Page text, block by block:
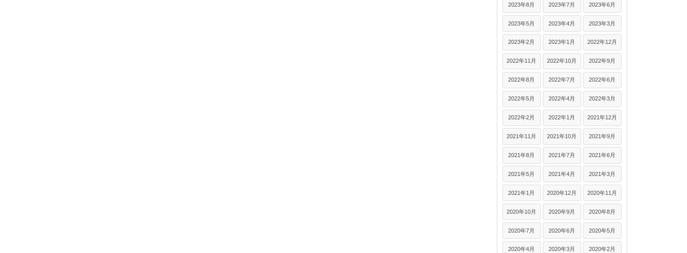
2023年8月 2023年7月 2023年6月
2023年5月 2023年4月 2023年3月
2023年2月 2023年1月 2022年12月
2022年11月 2022年10月 2022年9月
2022年8月 2022年7月 2022年6月
2022年5月 2022年4月 2022年3月
2022年2月 2022年1月 2021年12月
2021年11月 2021年10月 2021年9月
2021年8月 2021年7月 2021年6月
2021年5月 2021年4月 2021年3月
2021年1月 2020年12月 2020年11月
2020年10月 2020年9月 2020年8月
2020年7月 2020年6月 2020年5月
2020年4月 2020年3月 2020年2月